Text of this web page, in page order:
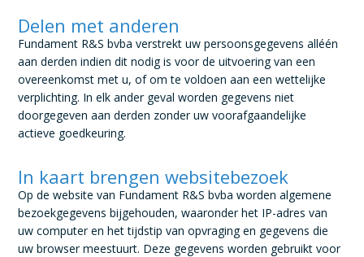
Delen met anderen
Fundament R&S bvba verstrekt uw persoonsgegevens alléén
aan derden indien dit nodig is voor de uitvoering van een
overeenkomst met u, of om te voldoen aan een wettelijke
verplichting. In elk ander geval worden gegevens niet
doorgegeven aan derden zonder uw voorafgaandelijke
actieve goedkeuring.
In kaart brengen websitebezoek
Op de website van Fundament R&S bvba worden algemene
bezoekgegevens bijgehouden, waaronder het IP-adres van
uw computer en het tijdstip van opvraging en gegevens die
uw browser meestuurt. Deze gegevens worden gebruikt voor